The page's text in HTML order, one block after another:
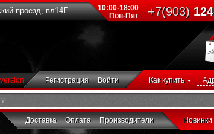
проезд, вл14Г
10:00-18:00
Пон-Пят
+7(903)
Регистрация Войти Как купить
Доставка Оплата Производители Новинки